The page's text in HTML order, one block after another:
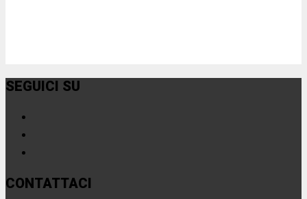
SEGUICI SU
CONTATTACI